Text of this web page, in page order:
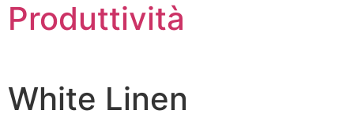
Produttività
White Linen